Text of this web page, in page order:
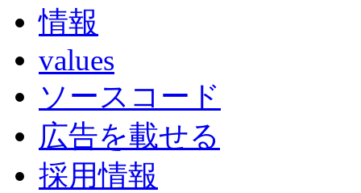
情報
values
ソースコード
広告を載せる
採用情報